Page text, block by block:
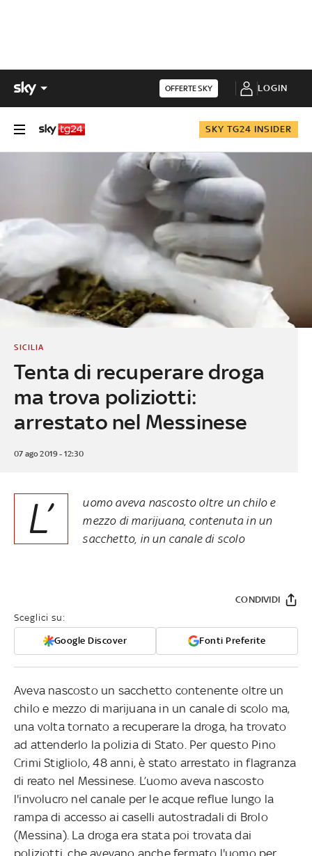
OFFERTE SKY LOGIN
SKY TG24 INSIDER
Tenta di recuperare droga
ma trova poliziotti:
arrestato nel Messinese
SICILIA
07 ago 2019 - 12:30
L’
uomo aveva nascosto oltre un chilo e
mezzo di marijuana, contenuta in un
sacchetto, in un canale di scolo
Sceglici su:
Google Discover Fonti Preferite
CONDIVIDI
Aveva nascosto un sacchetto contenente oltre un
chilo e mezzo di marijuana in un canale di scolo ma,
una volta tornato a recuperare la droga, ha trovato
ad attenderlo la polizia di Stato. Per questo Pino
Crimi Stigliolo, 48 anni, è stato arrestato in flagranza
di reato nel Messinese. L’uomo aveva nascosto
l'involucro nel canale per le acque reflue lungo la
rampa di accesso ai caselli autostradali di Brolo
(Messina). La droga era stata poi trovata dai
poliziotti, che avevano anche fermato l'uomo per